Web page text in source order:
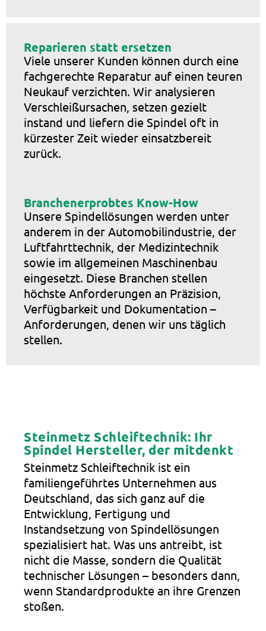
Reparieren statt ersetzen
Viele unserer Kunden können durch eine
fachgerechte Reparatur auf einen teuren
Neukauf verzichten. Wir analysieren
Verschleißursachen, setzen gezielt
instand und liefern die Spindel oft in
kürzester Zeit wieder einsatzbereit
zurück.
Branchenerprobtes Know-How
Unsere Spindellösungen werden unter
anderem in der Automobilindustrie, der
Luftfahrttechnik, der Medizintechnik
sowie im allgemeinen Maschinenbau
eingesetzt. Diese Branchen stellen
höchste Anforderungen an Präzision,
Verfügbarkeit und Dokumentation –
Anforderungen, denen wir uns täglich
stellen.
Steinmetz Schleiftechnik: Ihr
Spindel Hersteller, der mitdenkt
Steinmetz Schleiftechnik ist ein
familiengeführtes Unternehmen aus
Deutschland, das sich ganz auf die
Entwicklung, Fertigung und
Instandsetzung von Spindellösungen
spezialisiert hat. Was uns antreibt, ist
nicht die Masse, sondern die Qualität
technischer Lösungen – besonders dann,
wenn Standardprodukte an ihre Grenzen
stoßen.